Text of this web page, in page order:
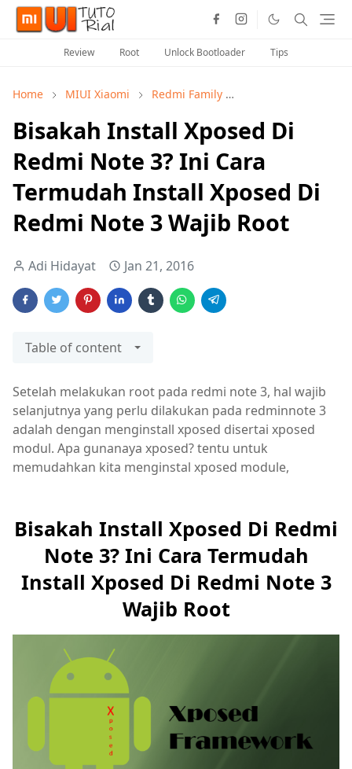
Review Root Unlock Bootloader Tips
Home MIUI Xiaomi Redmi Family
Bisakah Install Xposed Di
Redmi Note 3? Ini Cara
Termudah Install Xposed Di
Redmi Note 3 Wajib Root
Adi Hidayat Jan 21, 2016
Table of content
Setelah melakukan root pada redmi note 3, hal wajib
selanjutnya yang perlu dilakukan pada redminnote 3
adalah dengan menginstall xposed disertai xposed
modul. Apa gunanaya xposed? tentu untuk
memudahkan kita menginstal xposed module,
Bisakah Install Xposed Di Redmi
Note 3? Ini Cara Termudah
Install Xposed Di Redmi Note 3
Wajib Root